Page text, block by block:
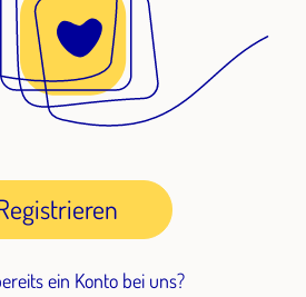
ein Konto bei uns?